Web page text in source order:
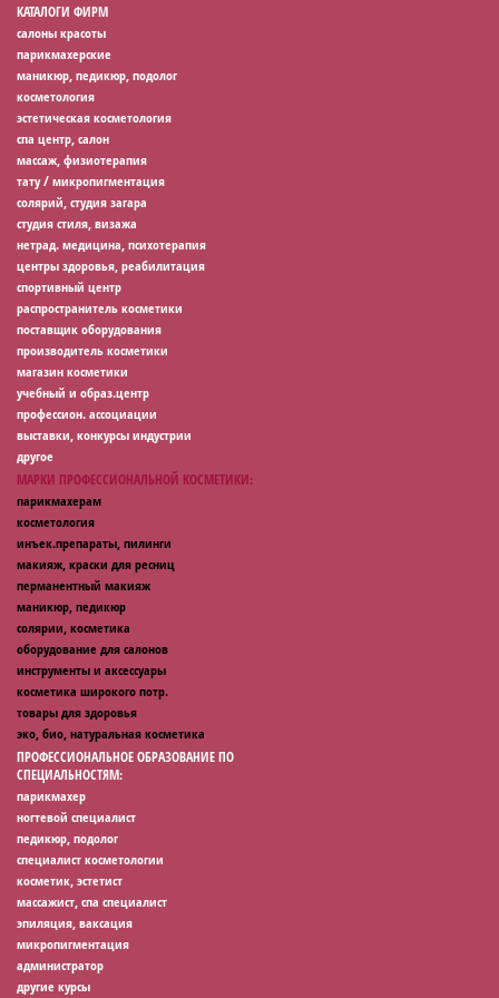
КАТАЛОГИ ФИРМ
салоны красоты
парикмахерские
маникюр, педикюр, подолог
косметология
эстетическая косметология
спа центр, салон
массаж, физиотерапия
тату / микропигментация
солярий, студия загара
студия стиля, визажа
нетрад. медицина, психотерапия
центры здоровья, реабилитация
спортивный центр
распространитель косметики
поставщик оборудования
производитель косметики
магазин косметики
учебный и образ.центр
профессион. ассоциации
выставки, конкурсы индустрии
другое
МАРКИ ПРОФЕССИОНАЛЬНОЙ КОСМЕТИКИ:
парикмахерам
косметология
инъек.препараты, пилинги
макияж, краски для ресниц
перманентный макияж
маникюр, педикюр
солярии, косметика
оборудование для салонов
инструменты и аксессуары
косметика широкого потр.
товары для здоровья
эко, био, натуральная косметика
ПРОФЕССИОНАЛЬНОЕ ОБРАЗОВАНИЕ ПО
СПЕЦИАЛЬНОСТЯМ:
парикмахер
ногтевой специалист
педикюр, подолог
специалист косметологии
косметик, эстетист
массажист, спа специалист
эпиляция, ваксация
микропигментация
администратор
другие курсы